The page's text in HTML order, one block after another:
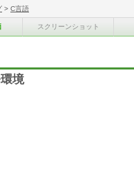
> C言語
スクリーンショット
境